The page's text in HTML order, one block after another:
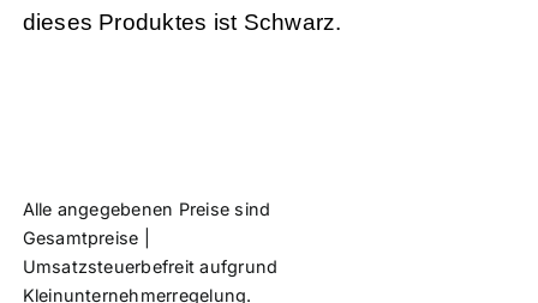
dieses Produktes ist Schwarz.
Alle angegebenen Preise sind
Gesamtpreise |
Umsatzsteuerbefreit aufgrund
Kleinunternehmerregelung.